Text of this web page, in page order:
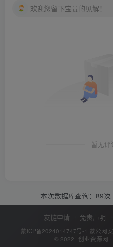
欢迎您留下宝贵的见解！
暂无评
本次数据库查询：89
友链申请 免责声明
蒙ICP备2024014747号-1 蒙公网
© 2022 · 创业资源网